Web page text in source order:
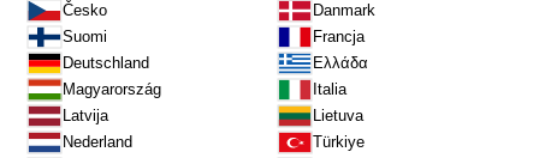
Česko
Danmark
Suomi
Francja
Deutschland
Ελλάδα
Magyarország
Italia
Latvija
Lietuva
Nederland
Türkiye